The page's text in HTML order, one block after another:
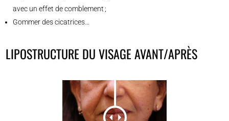
avec un effet de comblement ;
Gommer des cicatrices…
LIPOSTRUCTURE DU VISAGE AVANT/APRÈS